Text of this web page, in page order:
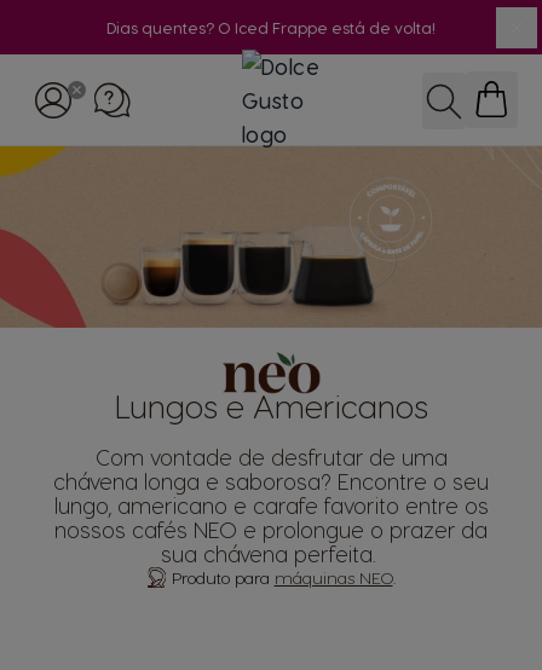
Dias quentes? O Iced Frappe está de volta!
Pesquisar
Lungos e Americanos
Com vontade de desfrutar de uma
chávena longa e saborosa? Encontre o seu
lungo, americano e carafe favorito entre os
nossos cafés NEO e prolongue o prazer da
sua chávena perfeita.
Produto para máquinas NEO.